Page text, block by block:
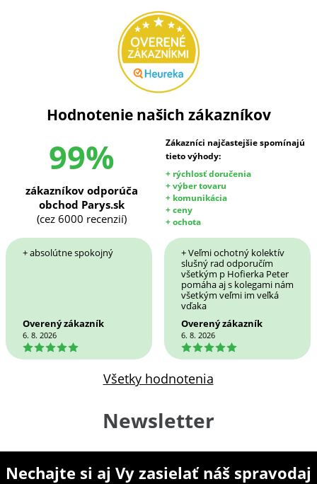
Hodnotenie našich zákazníkov
99%
Zákazníci najčastejšie spomínajú
tieto výhody:
+ rýchlosť doručenia
+ výber tovaru
+ komunikácia
+ ceny
+ ochota
zákazníkov odporúča
obchod Parys.sk
(cez 6000 recenzií)
+ absolútne spokojný
Overený zákazník
6. 8. 2026
5
+ Veľmi ochotný kolektív
slušný rad odporučím
všetkým p Hofierka Peter
pomáha aj s kolegami nám
všetkým veľmi im veľká
vďaka
Overený zákazník
6. 8. 2026
5
Všetky hodnotenia
Newsletter
Nechajte si aj Vy zasielať náš spravodaj